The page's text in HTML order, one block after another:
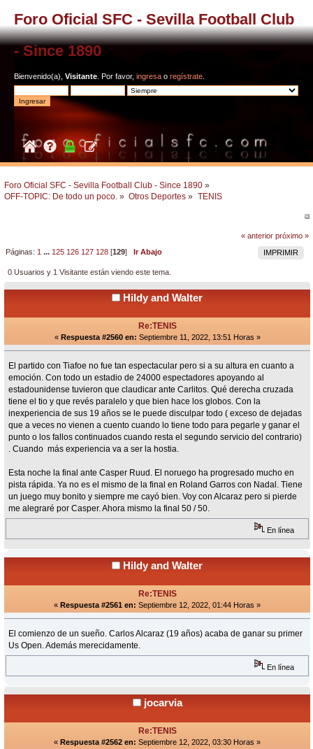
Foro Oficial SFC - Sevilla Football Club
- Since 1890
Bienvenido(a), Visitante . Por favor, ingresa o regístrate
Foro Oficial SFC - Sevilla Football Club - Since 1890 »
OFF-TOPIC: De todo un poco. » Otros Deportes » TENIS
« anterior próximo »
IMPRIMIR
Páginas: 1 ... 125 126 127 128 [129]Ir Abajo
0 Usuarios y 1 Visitante están viendo este tema.
Hildy and Walter
Re:TENIS
« Respuesta #2560 en: Septiembre 11, 2022, 13:51 Horas »
El partido con Tiafoe no fue tan espectacular pero si a su altura en cuanto a
emoción. Con todo un estadio de 24000 espectadores apoyando al
estadounidense tuvieron que claudicar ante Carlitos. Qué derecha cruzada
tiene el tio y que revés paralelo y que bien hace los globos. Con la
inexperiencia de sus 19 años se le puede disculpar todo ( exceso de dejadas
que a veces no vienen a cuento cuando lo tiene todo para pegarle y ganar el
punto o los fallos continuados cuando resta el segundo servicio del contrario)
. Cuando más experiencia va a ser la hostia.
Esta noche la final ante Casper Ruud. El noruego ha progresado mucho en
pista rápida. Ya no es el mismo de la final en Roland Garros con Nadal. Tiene
un juego muy bonito y siempre me cayó bien. Voy con Alcaraz pero si pierde
me alegraré por Casper. Ahora mismo la final 50 / 50.
En línea
Hildy and Walter
Re:TENIS
« Respuesta #2561 en: Septiembre 12, 2022, 01:44 Horas »
El comienzo de un sueño. Carlos Alcaraz (19 años) acaba de ganar su primer
Us Open. Además merecidamente.
En línea
jocarvia
Re:TENIS
« Respuesta #2562 en: Septiembre 12, 2022, 03:30 Horas »